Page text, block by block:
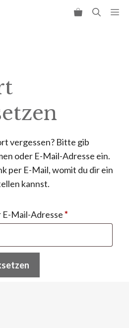
vergessen? Bitte gib
oder E-Mail-Adresse ein.
per E-Mail, womit du dir ein
kannst.
Mail-Adresse*Erforderlich